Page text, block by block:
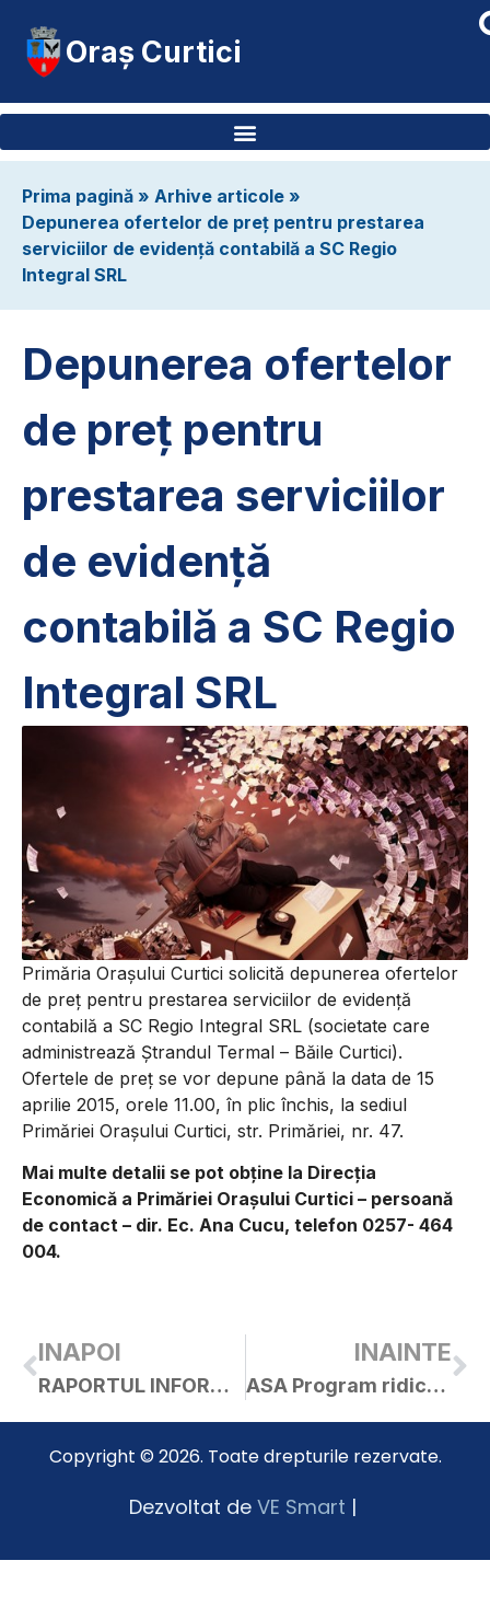
Oraș Curtici
Prima pagină » Arhive articole »
Depunerea ofertelor de preţ pentru prestarea
serviciilor de evidenţă contabilă a SC Regio
Integral SRL
Depunerea ofertelor
de preţ pentru
prestarea serviciilor
de evidenţă
contabilă a SC Regio
Integral SRL
Primăria Oraşului Curtici solicită depunerea ofertelor
de preţ pentru prestarea serviciilor de evidenţă
contabilă a SC Regio Integral SRL (societate care
administrează Ştrandul Termal – Băile Curtici).
Ofertele de preţ se vor depune până la data de 15
aprilie 2015, orele 11.00, în plic închis, la sediul
Primăriei Oraşului Curtici, str. Primăriei, nr. 47.
Mai multe detalii se pot obţine la Direcţia
Economică a Primăriei Oraşului Curtici – persoană
de contact – dir. Ec. Ana Cucu, telefon 0257- 464
004.
INAPOI
RAPORTUL INFORMĂRII ŞI CONSULTĂRII PUBLICULUI
INAINTE
ASA Program ridicare deșeuri – Paști
Copyright © 2026. Toate drepturile rezervate.
Dezvoltat de VE Smart |